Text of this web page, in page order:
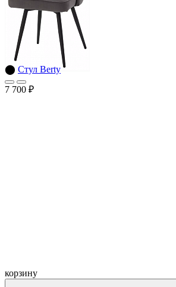
⬤ Стул Berty
7 700 ₽
корзину